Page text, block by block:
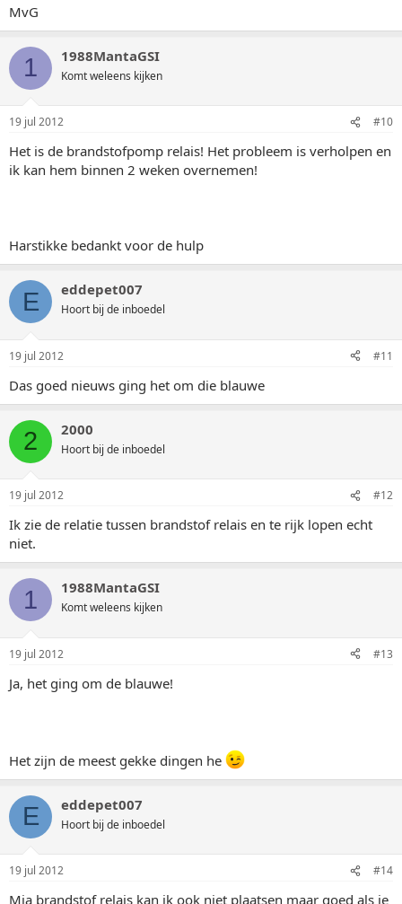
MvG
1 1988MantaGSI
Komt weleens kijken
19 jul 2012 #10
Het is de brandstofpomp relais! Het probleem is verholpen en
ik kan hem binnen 2 weken overnemen!
Harstikke bedankt voor de hulp
E eddepet007
Hoort bij de inboedel
19 jul 2012 #11
Das goed nieuws ging het om die blauwe
2 2000
Hoort bij de inboedel
19 jul 2012 #12
Ik zie de relatie tussen brandstof relais en te rijk lopen echt
niet.
1 1988MantaGSI
Komt weleens kijken
19 jul 2012 #13
Ja, het ging om de blauwe!
Het zijn de meest gekke dingen he
E eddepet007
Hoort bij de inboedel
19 jul 2012 #14
Mja brandstof relais kan ik ook niet plaatsen maar goed als ie